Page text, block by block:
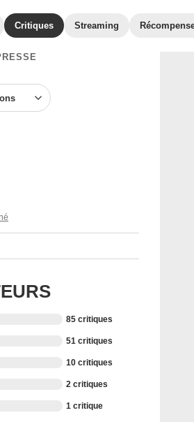
Critiques Streaming
85 critiques
51 critiques
10 critiques
2 critiques
1 critique